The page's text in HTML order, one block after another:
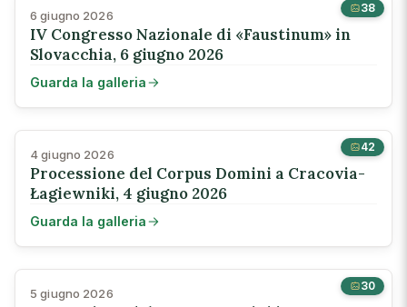
38
6 giugno 2026
IV Congresso Nazionale di «Faustinum» in
Slovacchia, 6 giugno 2026
Guarda la galleria
42
4 giugno 2026
Processione del Corpus Domini a Cracovia-
Łagiewniki, 4 giugno 2026
Guarda la galleria
30
5 giugno 2026